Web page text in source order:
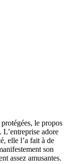
le propos
adore
elle l’a fait à de
son
assez amusantes.